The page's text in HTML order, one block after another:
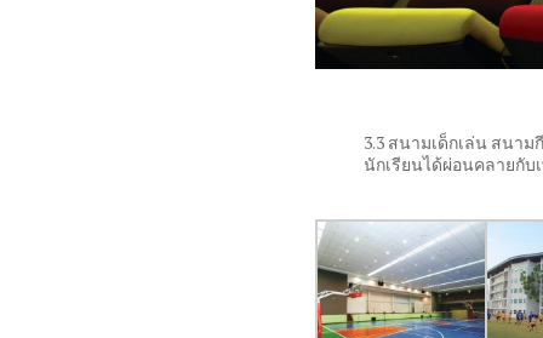
3.3 สนามเด็กเล่น สนา
นักเรียนได้ผ่อนคลายกับ